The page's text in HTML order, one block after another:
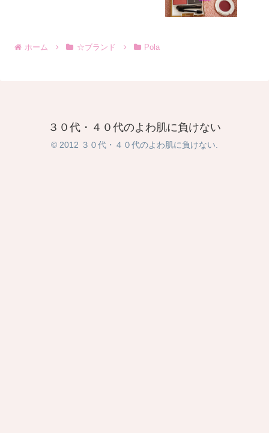
ホーム ☆ブランド Pola
３０代・４０代のよわ肌に負けない
© 2012 ３０代・４０代のよわ肌に負けない.